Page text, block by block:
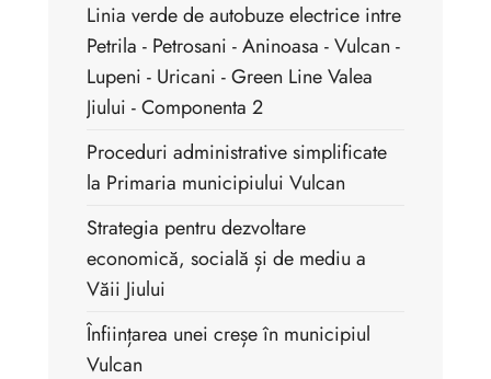
Linia verde de autobuze electrice intre
Petrila - Petrosani - Aninoasa - Vulcan -
Lupeni - Uricani - Green Line Valea
Jiului - Componenta 2
Proceduri administrative simplificate
la Primaria municipiului Vulcan
Strategia pentru dezvoltare
economică, socială și de mediu a
Văii Jiului
Înființarea unei creșe în municipiul
Vulcan